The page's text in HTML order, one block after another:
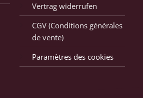
Vertrag widerrufen
CGV (Conditions générales
de vente)
Paramètres des cookies